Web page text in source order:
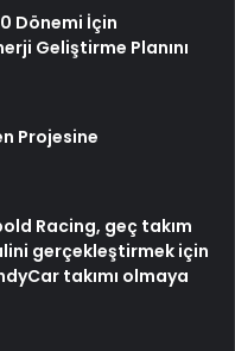
Dönemi İçin
Geliştirme Planını
Projesine
Racing, geç takım
gerçekleştirmek için
takımı olmaya